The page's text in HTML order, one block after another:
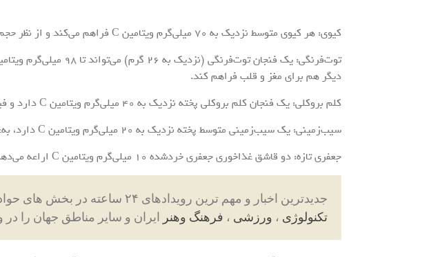
کیوی: هر کیوی متوسط نزدیک به ۷۰ میلی‌گرم ویتامین C فراهم می‌کند و از نظر حجم، حتی از مرکبات پیشی می‌گیرد.
دیگر هم برای مغز و قلب فراهم کند.
کلم بروکلی: یک فنجان کلم بروکلی پخته نزدیک به ۴۰ میلی‌گرم ویتامین C دارد و فیبر و ویتامین K را نیز فراهم می‌کند.
سیب‌زمینی: یک سیب‌زمینی متوسط پخته نزدیک به ۲۰ میلی‌گرم ویتامین C دارد، به‌علاوه پتاسیم و فیبر برای سلامت گوارش.
جعفری تازه: دو قاشق غذاخوری جعفری خردشده ۱۰ میلی‌گرم ویتامین C اراعه می‌دهد و طعم‌دهنده‌ای سالم برای غذاهاست.
جدیدترین اخبار و مهم ترین رویدادهای ۲۴ ساعته در بخش های حوادث ، اجتماعی ، سیاسی ،
تکنولوژی ، ورزشی ، فرهنگ وهنر ایران و سایر مناطق جهان را